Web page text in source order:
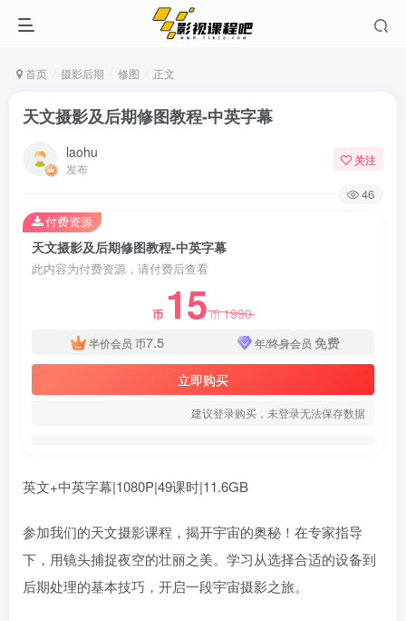
首页 摄影后期 修图 正文
天文摄影及后期修图教程-中英字幕
laohu
发布
关注
46
天文摄影及后期修图教程-中英字幕
此内容为付费资源，请付费后查看
币 15币1990
半价会员 币7.5 年/终身会员 免费
立即购买
建议登录购买，未登录无法保存数据
付费资源
英文+中英字幕|1080P|49课时|11.6GB
参加我们的天文摄影课程，揭开宇宙的奥秘！在专家指导
下，用镜头捕捉夜空的壮丽之美。学习从选择合适的设备到
后期处理的基本技巧，开启一段宇宙摄影之旅。